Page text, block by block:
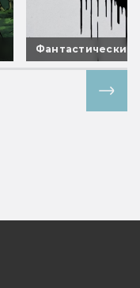
Фантастические